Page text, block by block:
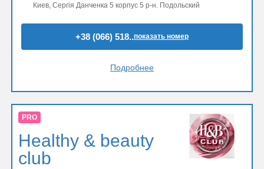
Киев, Сергія Данченка 5 корпус 5 р-н. Подольский
+38 (066) 518..показать номер
Подробнее
PRO
Healthy & beauty
club